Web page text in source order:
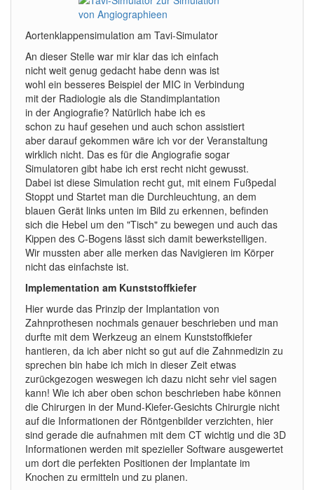
Aortenklappensimulation am Tavi-Simulator
An dieser Stelle war mir klar das ich einfach
nicht weit genug gedacht habe denn was ist
wohl ein besseres Beispiel der MIC in Verbindung
mit der Radiologie als die Standimplantation
in der Angiografie? Natürlich habe ich es
schon zu hauf gesehen und auch schon assistiert
aber darauf gekommen wäre ich vor der Veranstaltung
wirklich nicht. Das es für die Angiografie sogar
Simulatoren gibt habe ich erst recht nicht gewusst.
Dabei ist diese Simulation recht gut, mit einem Fußpedal
Stoppt und Startet man die Durchleuchtung, an dem
blauen Gerät links unten im Bild zu erkennen, befinden
sich die Hebel um den "Tisch" zu bewegen und auch das
Kippen des C-Bogens lässt sich damit bewerkstelligen.
Wir mussten aber alle merken das Navigieren im Körper
nicht das einfachste ist.
Implementation am Kunststoffkiefer
Hier wurde das Prinzip der Implantation von
Zahnprothesen nochmals genauer beschrieben und man
durfte mit dem Werkzeug an einem Kunststoffkiefer
hantieren, da ich aber nicht so gut auf die Zahnmedizin zu
sprechen bin habe ich mich in dieser Zeit etwas
zurückgezogen weswegen ich dazu nicht sehr viel sagen
kann! Wie ich aber oben schon beschrieben habe können
die Chirurgen in der Mund-Kiefer-Gesichts Chirurgie nicht
auf die Informationen der Röntgenbilder verzichten, hier
sind gerade die aufnahmen mit dem CT wichtig und die 3D
Informationen werden mit spezieller Software ausgewertet
um dort die perfekten Positionen der Implantate im
Knochen zu ermitteln und zu planen.